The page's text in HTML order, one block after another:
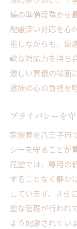
儀の準備段階から
配慮深い対応を心
重しながらも、最
軟な対応力を持ち
激しい葬儀の場面
遺族の心の負担を
プライバシーを
家族葬を八王子市
シーを守ることが
花堂では、専用の
することなく静か
しています。さら
重な管理が行われ
よう配慮されてい